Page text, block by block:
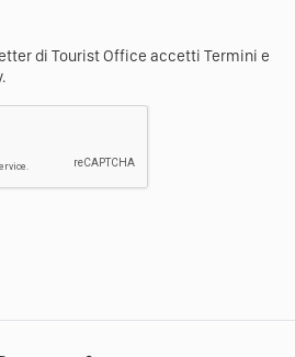
di Tourist Office accetti Termini e